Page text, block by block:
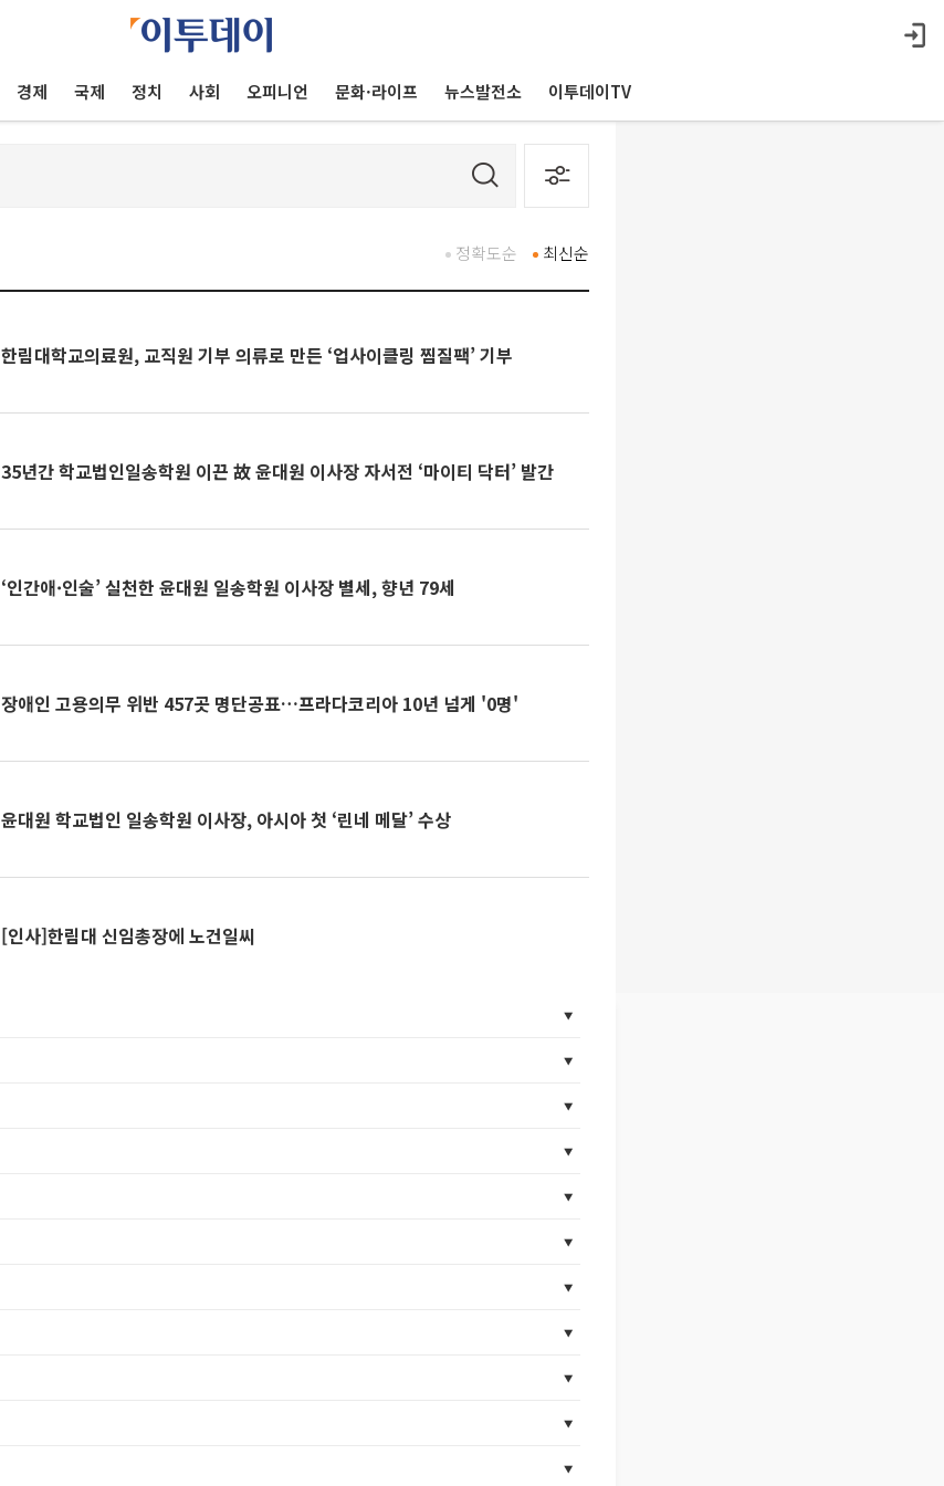
경제 국제 정치 사회 오피니언 문화·라이프 뉴스발전소 이투데이TV
최신순
정확도순
한림대학교의료원, 교직원 기부 의류로 만든 ‘업사이클링 찜질팩’ 기부
35년간 학교법인일송학원 이끈 故 윤대원 이사장 자서전 ‘마이티 닥터’ 발간
‘인간애·인술’ 실천한 윤대원 일송학원 이사장 별세, 향년 79세
장애인 고용의무 위반 457곳 명단공표…프라다코리아 10년 넘게 '0명'
윤대원 학교법인 일송학원 이사장, 아시아 첫 ‘린네 메달’ 수상
[인사]한림대 신임총장에 노건일씨